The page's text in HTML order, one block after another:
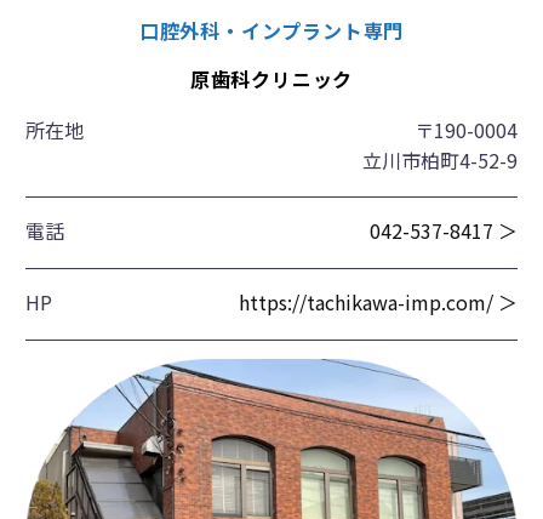
口腔外科・インプラント専門
原歯科クリニック
所在地
〒190-0004
立川市柏町4-52-9
電話 042-537-8417 ＞
HP https://tachikawa-imp.com/ ＞